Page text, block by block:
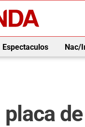
Espectaculos Nac/